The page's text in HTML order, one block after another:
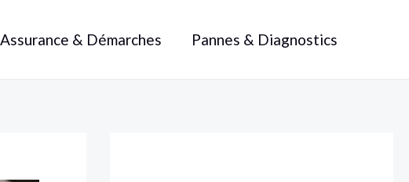
Assurance & Démarches Pannes & Diagnostics